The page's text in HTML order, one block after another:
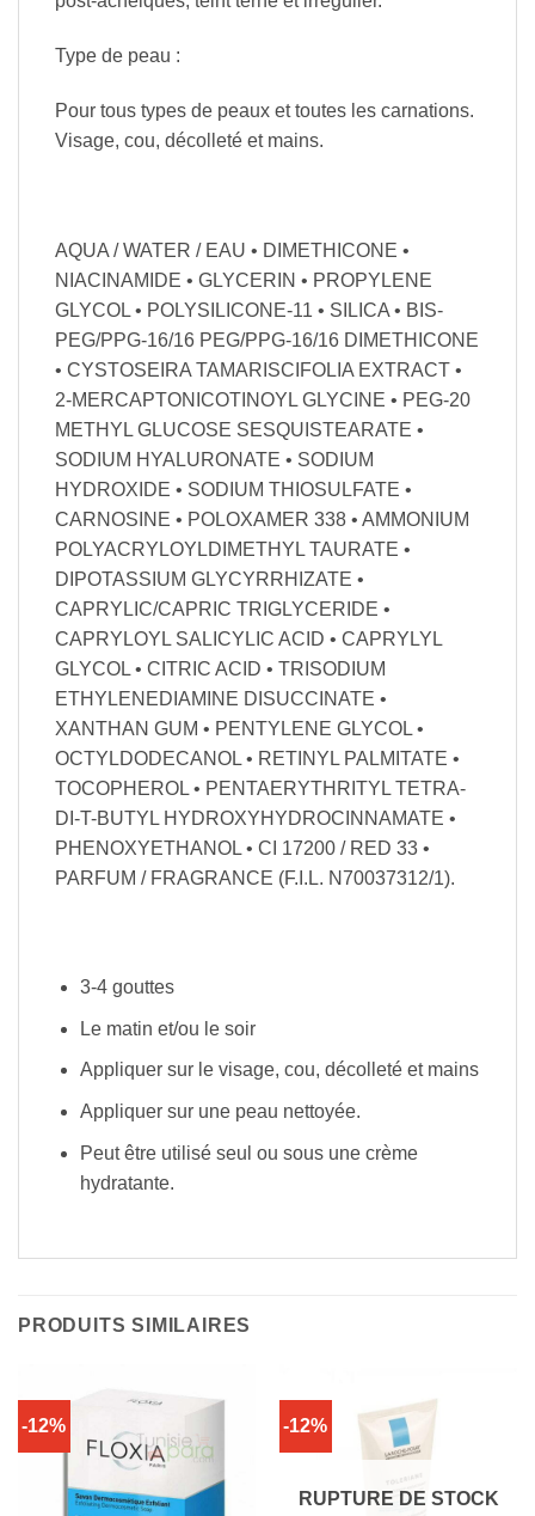
Type de peau :
Pour tous types de peaux et toutes les carnations.
Visage, cou, décolleté et mains.
AQUA / WATER / EAU • DIMETHICONE •
NIACINAMIDE • GLYCERIN • PROPYLENE
GLYCOL • POLYSILICONE-11 • SILICA • BIS-
PEG/PPG-16/16 PEG/PPG-16/16 DIMETHICONE
• CYSTOSEIRA TAMARISCIFOLIA EXTRACT •
2-MERCAPTONICOTINOYL GLYCINE • PEG-20
METHYL GLUCOSE SESQUISTEARATE •
SODIUM HYALURONATE • SODIUM
HYDROXIDE • SODIUM THIOSULFATE •
CARNOSINE • POLOXAMER 338 • AMMONIUM
POLYACRYLOYLDIMETHYL TAURATE •
DIPOTASSIUM GLYCYRRHIZATE •
CAPRYLIC/CAPRIC TRIGLYCERIDE •
CAPRYLOYL SALICYLIC ACID • CAPRYLYL
GLYCOL • CITRIC ACID • TRISODIUM
ETHYLENEDIAMINE DISUCCINATE •
XANTHAN GUM • PENTYLENE GLYCOL •
OCTYLDODECANOL • RETINYL PALMITATE •
TOCOPHEROL • PENTAERYTHRITYL TETRA-
DI-T-BUTYL HYDROXYHYDROCINNAMATE •
PHENOXYETHANOL • CI 17200 / RED 33 •
PARFUM / FRAGRANCE (F.I.L. N70037312/1).​
3-4 gouttes
Le matin et/ou le soir
Appliquer sur le visage, cou, décolleté et mains
Appliquer sur une peau nettoyée.
Peut être utilisé seul ou sous une crème
hydratante.​
PRODUITS SIMILAIRES
-12% -12%
RUPTURE DE STOCK